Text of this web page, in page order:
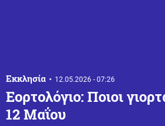
Εκκλησία 12.05.2026 - 07:26
Εορτολόγιο: Ποιοι
12 Μαΐου